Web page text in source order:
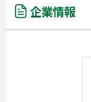
企業情報